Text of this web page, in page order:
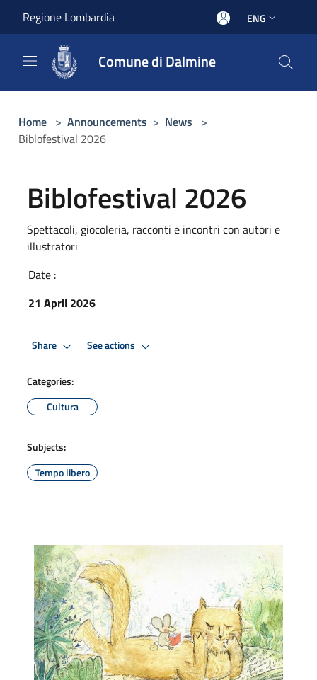
Regione Lombardia ENG
Comune di Dalmine
Home > Announcements > News >
Biblofestival 2026
Biblofestival 2026
Spettacoli, giocoleria, racconti e incontri con autori e
illustratori
Date :
21 April 2026
Share See actions
Categories:
Cultura
Subjects:
Tempo libero